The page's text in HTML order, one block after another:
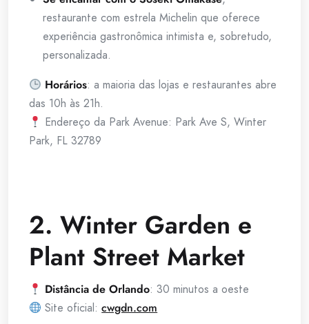
restaurante com estrela Michelin que oferece
experiência gastronômica intimista e, sobretudo,
personalizada.
Horários: a maioria das lojas e restaurantes abre
das 10h às 21h.
Endereço da Park Avenue: Park Ave S, Winter
Park, FL 32789
2. Winter Garden e
Plant Street Market
Distância de Orlando: 30 minutos a oeste
Site oficial:cwgdn.com